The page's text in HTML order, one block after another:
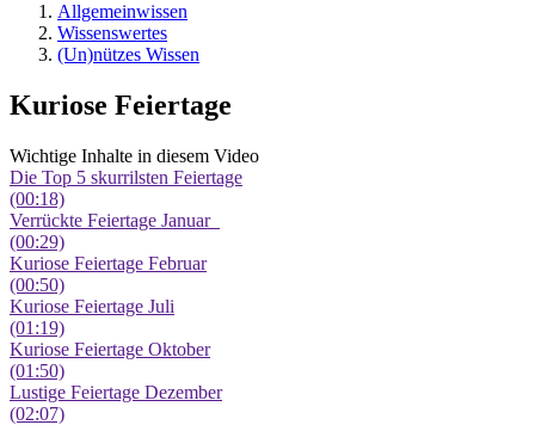
Allgemeinwissen
Wissenswertes
(Un)nützes Wissen
Kuriose Feiertage
Wichtige Inhalte in diesem Video
Die Top 5 skurrilsten Feiertage
(00:18)
Verrückte Feiertage Januar
(00:29)
Kuriose Feiertage Februar
(00:50)
Kuriose Feiertage Juli
(01:19)
Kuriose Feiertage Oktober
(01:50)
Lustige Feiertage Dezember
(02:07)